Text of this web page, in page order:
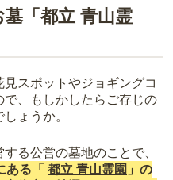
「都立 青山霊
スポットやジョギングコ
、もしかしたらご存じの
ょうか。
る公営の墓地のことで、
ある「 都立 青山霊園 」の